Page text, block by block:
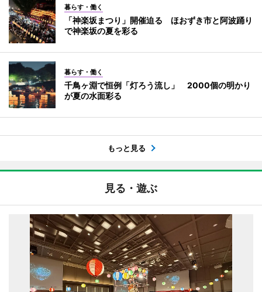
暮らす・働く
「神楽坂まつり」開催迫る ほおずき市と阿波踊り
で神楽坂の夏を彩る
暮らす・働く
千鳥ヶ淵で恒例「灯ろう流し」 2000個の明かり
が夏の水面彩る
もっと見る
見る・遊ぶ